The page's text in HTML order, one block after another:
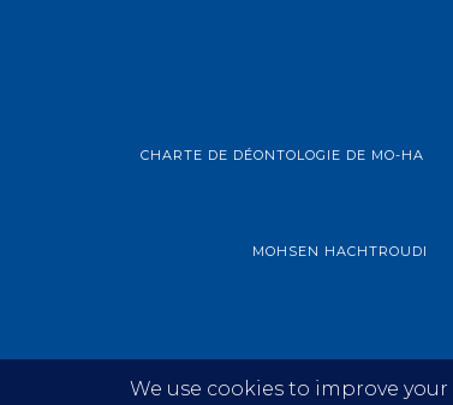
CHARTE DE DÉONTOLOGIE DE MO-HA
MOHSEN HACHTROUDI